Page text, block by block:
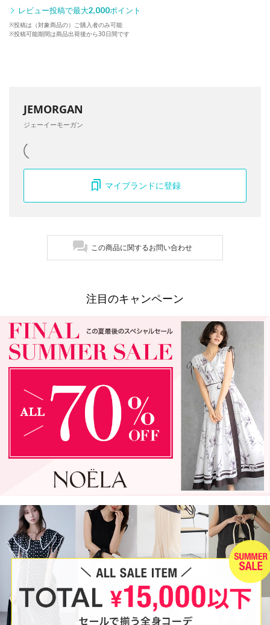
レビュー投稿で最大2,000ポイント
※投稿は（対象商品の）ご購入者のみ可能
※投稿可能期間は商品出荷後から30日間です
JEMORGAN
ジェーイーモーガン
マイブランドに登録
この商品に関するお問い合わせ
注目のキャンペーン